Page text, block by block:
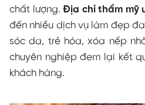
chất lượng.Địa chỉ thẩm mỹ
đến nhiều dịch vụ làm đẹp
sóc da, trẻ hóa, xóa nếp
chuyên nghiệp đem lại kết
khách hàng.